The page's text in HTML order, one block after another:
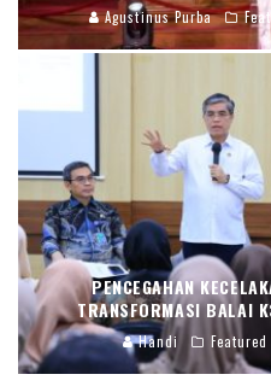
Agustinus Purba
PENCEGAHAN
TRANSFORMASI BALAI
Handi Featured